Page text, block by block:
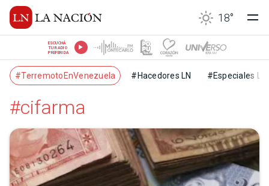
18°
ESCUCHÁ
TU RADIO
PREFERIDA
#TerremotoEnVenezuela #Hacedores LN #Especiales LN
#cifarma